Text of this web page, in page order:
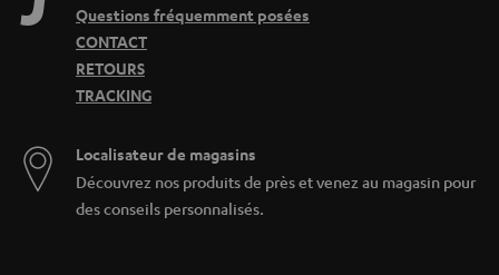
Questions fréquemment posées
CONTACT
RETOURS
TRACKING
Localisateur de magasins
Découvrez nos produits de près et venez au magasin pour
des conseils personnalisés.